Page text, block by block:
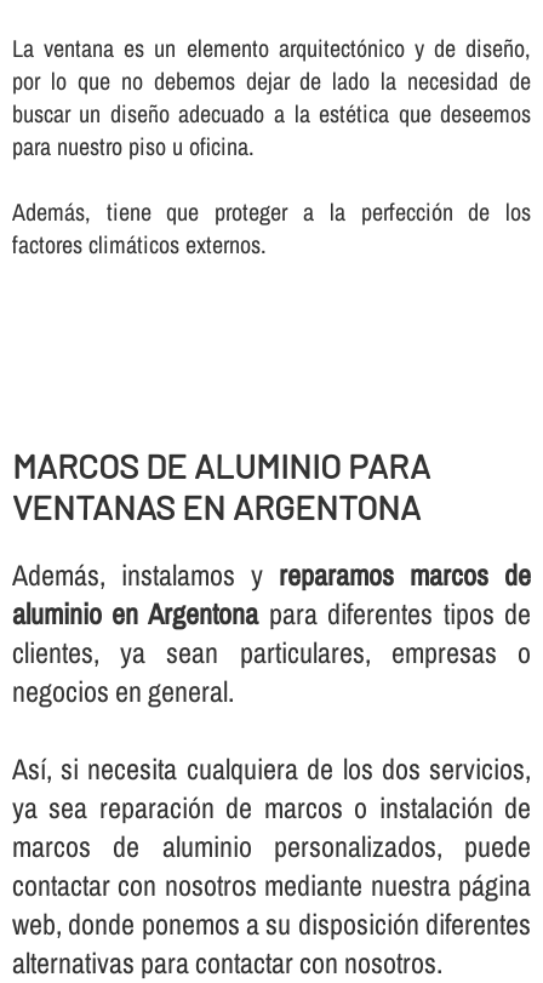
La ventana es un elemento arquitectónico y de diseño,
por lo que no debemos dejar de lado la necesidad de
buscar un diseño adecuado a la estética que deseemos
para nuestro piso u oficina.
Además, tiene que proteger a la perfección de los
factores climáticos externos.
MARCOS DE ALUMINIO PARA
VENTANAS EN ARGENTONA
Además, instalamos y reparamos marcos de
aluminio en Argentonapara diferentes tipos de
clientes, ya sean particulares, empresas o
negocios en general.
Así­, si necesita cualquiera de los dos servicios,
ya sea reparación de marcos o instalación de
marcos de aluminio personalizados, puede
contactar con nosotros mediante nuestra página
web, donde ponemos a su disposición diferentes
alternativas para contactar con nosotros.